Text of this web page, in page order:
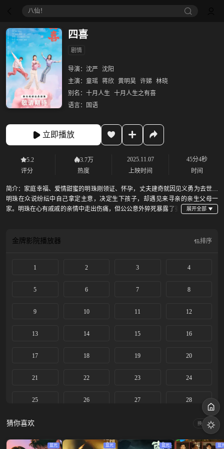
八仙！
四喜
剧情
导演： 沈严 沈阳
主演： 童瑶 蒋欣 黄明昊 许娣 林晓
别名： 十月人生
十月人生之有喜
语言：
国语
立即播放
5.2
评分
3.7万
热度
2025.11.07
上映时间
45分4秒
时间
简介： 家庭幸福、爱情甜蜜的明珠刚领证、怀孕，丈夫建奇就因见义勇为去世。
明珠在众说纷纭中自己拿定主意，决定生下孩子，却遇见来寻亲的亲生父母一
家。明珠在心有戚戚的亲情中走出伤痛，但公公意外猝死暴露了婆
金牌影院播放器 排序
1 2 3 4
5 6 7 8
9 10 11 12
13 14 15 16
17 18 19 20
21 22 23 24
25 26 27 28
29
33 34 36
猜你喜欢 换一换
蓝光 蓝光 蓝光 蓝